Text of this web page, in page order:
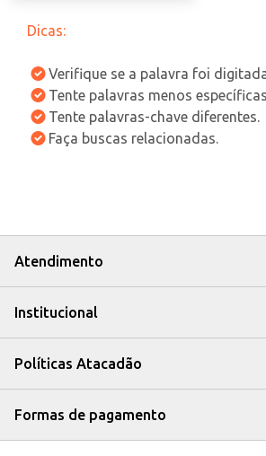
Dicas:
Verifique se a palavra foi
Tente palavras menos
Tente palavras-chave diferentes.
Faça buscas relacionadas.
Atendimento
Institucional
Políticas Atacadão
Formas de pagamento